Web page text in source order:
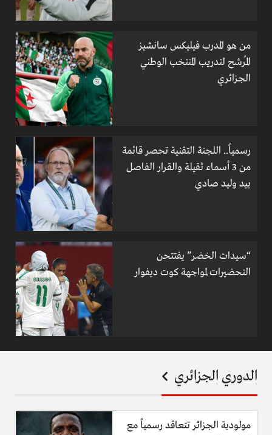
من هو المدرب فيليكس سانشيز
المُرشح لتدريب المنتخب الوطني
الجزائري
رسمياً.. اللجنة التقنية تحصر قائمة
من 3 أسماء ثقيلة والقرار الفاصل
بيد وليد صادي
“سيدات الخضر” يفتتحن
التحضيرات لمواجهة كوت ديفوار
الدوري الجزائري
مولودية الجزائر تتعاقد رسمياً مع